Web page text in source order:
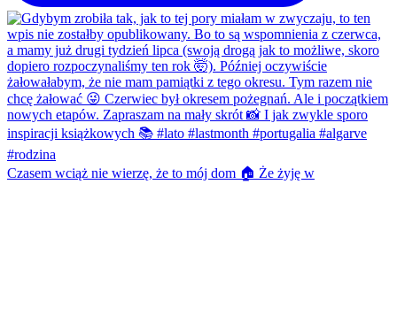
Czasem wciąż nie wierzę, że to mój dom 🏠 Że żyję w